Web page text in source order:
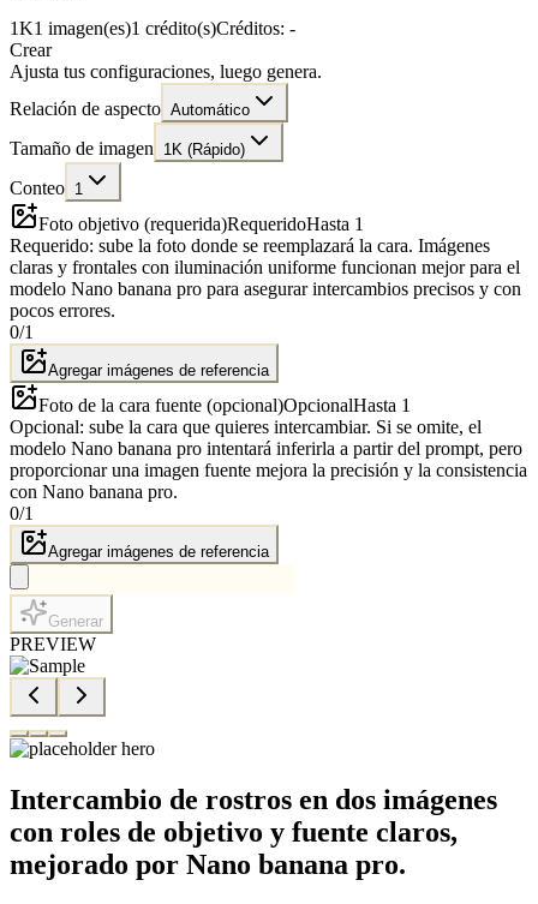
1K1 imagen(es)1 crédito(s)Créditos: -
Crear
Ajusta tus configuraciones, luego genera.
Relación de aspecto Automático
Tamaño de imagen 1K (Rápido)
Conteo 1
Foto objetivo (requerida)RequeridoHasta 1
Requerido: sube la foto donde se reemplazará la cara. Imágenes
claras y frontales con iluminación uniforme funcionan mejor para el
modelo Nano banana pro para asegurar intercambios precisos y con
pocos errores.
0/1
Agregar imágenes de referencia
Foto de la cara fuente (opcional)OpcionalHasta 1
Opcional: sube la cara que quieres intercambiar. Si se omite, el
modelo Nano banana pro intentará inferirla a partir del prompt, pero
proporcionar una imagen fuente mejora la precisión y la consistencia
con Nano banana pro.
0/1
Agregar imágenes de referencia
Generar
PREVIEW
Intercambio de rostros en dos imágenes
con roles de objetivo y fuente claros,
mejorado por Nano banana pro.